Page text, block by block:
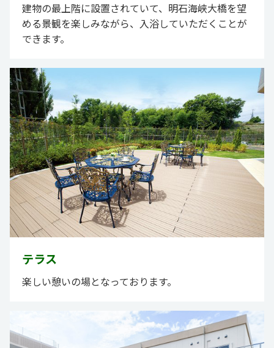
建物の最上階に設置されていて、明石海峡大橋を望
める景観を楽しみながら、入浴していただくことが
できます。
テラス
楽しい憩いの場となっております。